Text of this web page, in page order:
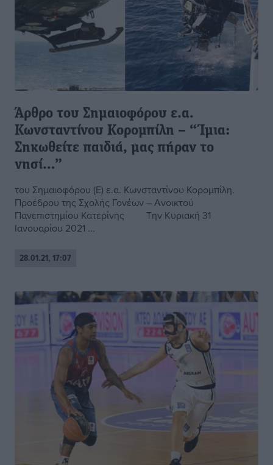
Άρθρο του Σημαιοφόρου ε.α.
Κωνσταντίνου Κορομπίλη – “Ίμια:
Σηκωθείτε παιδιά, μας πήραν το
νησί…”
του Σημαιοφόρου (Ε) ε.α. Κωνσταντίνου Κορομπίλη.
Προέδρου της Σχολής Γονέων – Ανοικτού
Πανεπιστημίου Κατερίνης Την Κυριακή 31
Ιανουαρίου 2021 ...
28.01.21, 17:07